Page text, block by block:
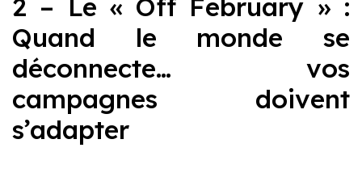
2 – Le « Off February » :
Quand le monde se
déconnecte… vos
campagnes doivent
s’adapter